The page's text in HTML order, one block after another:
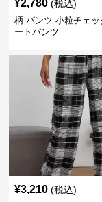
¥2,780 (税込)
柄 パンツ 小粒チェッ
ートパンツ
¥3,210 (税込)